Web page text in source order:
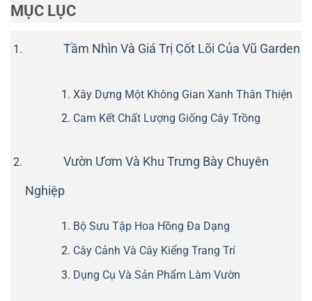
MỤC LỤC
Tầm Nhìn Và Giá Trị Cốt Lõi Của Vũ Garden
Xây Dựng Một Không Gian Xanh Thân Thiện
Cam Kết Chất Lượng Giống Cây Trồng
Vườn Ươm Và Khu Trưng Bày Chuyên
Nghiệp
Bộ Sưu Tập Hoa Hồng Đa Dạng
Cây Cảnh Và Cây Kiểng Trang Trí
Dụng Cụ Và Sản Phẩm Làm Vườn